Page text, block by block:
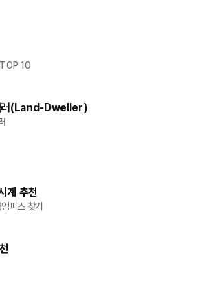
TOP 10
러(Land-Dweller)
계 추천
피스 찾기